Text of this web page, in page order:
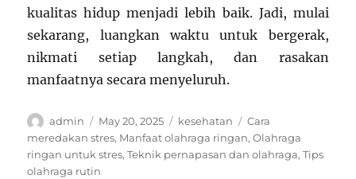
kualitas hidup menjadi lebih baik. Jadi, mulai
sekarang, luangkan waktu untuk bergerak,
nikmati setiap langkah, dan rasakan
manfaatnya secara menyeluruh.
Author
admin
Posted
on
May 20, 2025 Categories
kesehatan Tags
Cara
meredakan stres, Manfaat olahraga ringan,Olahraga
ringan untuk stres,Teknik pernapasan dan olahraga,Tips
olahraga rutin